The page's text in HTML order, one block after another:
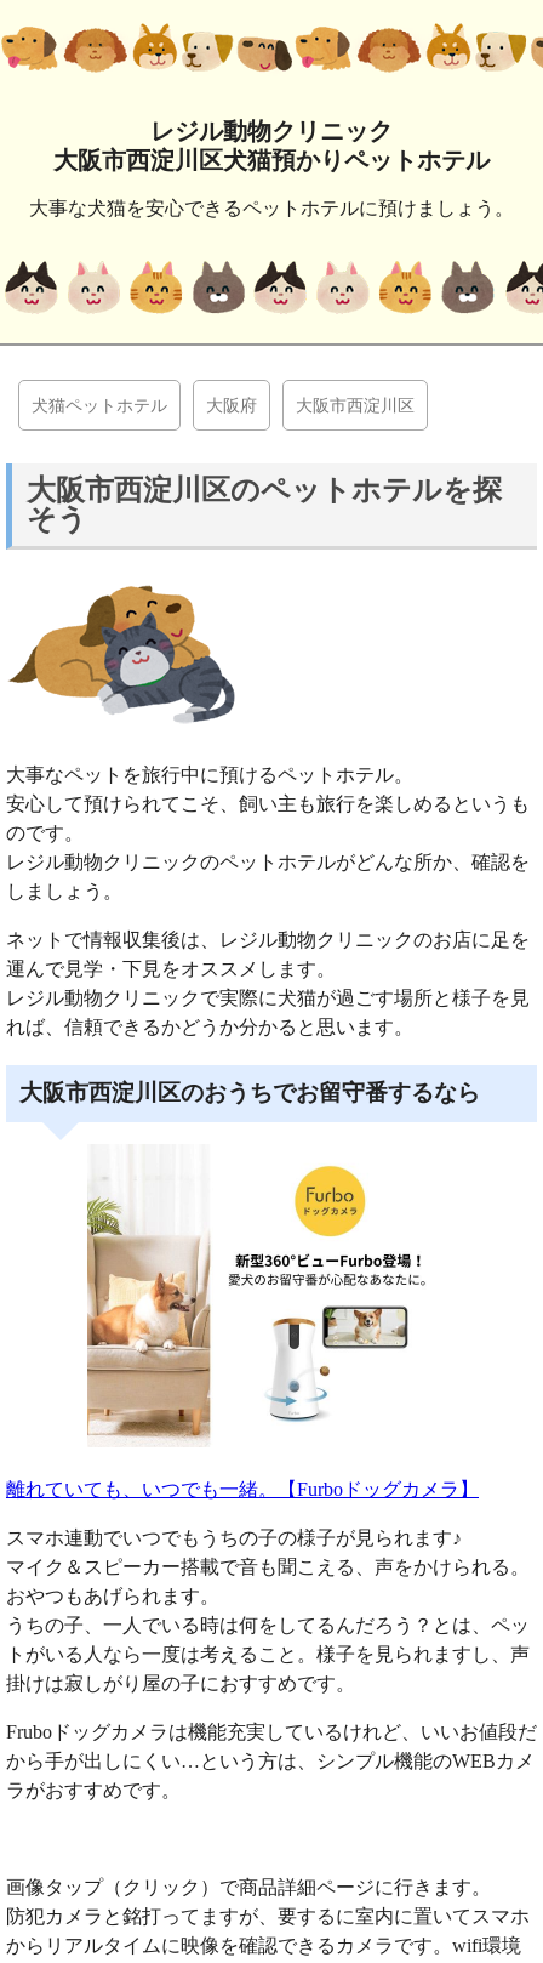
レジル動物クリニック
大阪市西淀川区犬猫預かりペットホテル
大事な犬猫を安心できるペットホテルに預けましょう。
犬猫ペットホテル 大阪府 大阪市西淀川区
大阪市西淀川区のペットホテルを探
そう
大事なペットを旅行中に預けるペットホテル。
安心して預けられてこそ、飼い主も旅行を楽しめるというも
のです。
レジル動物クリニックのペットホテルがどんな所か、確認を
しましょう。
ネットで情報収集後は、レジル動物クリニックのお店に足を
運んで見学・下見をオススメします。
レジル動物クリニックで実際に犬猫が過ごす場所と様子を見
れば、信頼できるかどうか分かると思います。
大阪市西淀川区のおうちでお留守番するなら
離れていても、いつでも一緒。【Furboドッグカメラ】
スマホ連動でいつでもうちの子の様子が見られます♪
マイク＆スピーカー搭載で音も聞こえる、声をかけられる。
おやつもあげられます。
うちの子、一人でいる時は何をしてるんだろう？とは、ペッ
トがいる人なら一度は考えること。様子を見られますし、声
掛けは寂しがり屋の子におすすめです。
Fruboドッグカメラは機能充実しているけれど、いいお値段だ
から手が出しにくい…という方は、シンプル機能のWEBカメ
ラがおすすめです。
画像タップ（クリック）で商品詳細ページに行きます。
防犯カメラと銘打ってますが、要するに室内に置いてスマホ
からリアルタイムに映像を確認できるカメラです。wifi環境